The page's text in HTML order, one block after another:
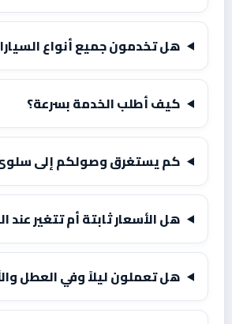
هل تخدمون جميع أنواع
كيف أطلب الخدمة بسرعة؟
كم يستغرق وصولكم إلى
هل الأسعار ثابتة أم تتغير عند
هل تعملون ليلاً وفي العطل